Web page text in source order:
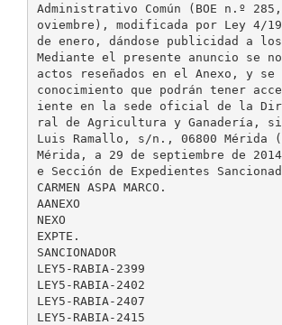
Administrativo Común (BOE n.º
oviembre), modificada por Ley 4/
de enero, dándose publicidad a los
Mediante el presente anuncio se
actos reseñados en el Anexo, y se
conocimiento que podrán tener
iente en la sede oficial de la
ral de Agricultura y Ganadería,
Luis Ramallo, s/n., 06800 Mérida
Mérida, a 29 de septiembre de
e Sección de Expedientes
CARMEN ASPA MARCO.
AANEXO
NEXO
EXPTE.
SANCIONADOR
LEY5-RABIA-2399
LEY5-RABIA-2402
LEY5-RABIA-2407
LEY5-RABIA-2415